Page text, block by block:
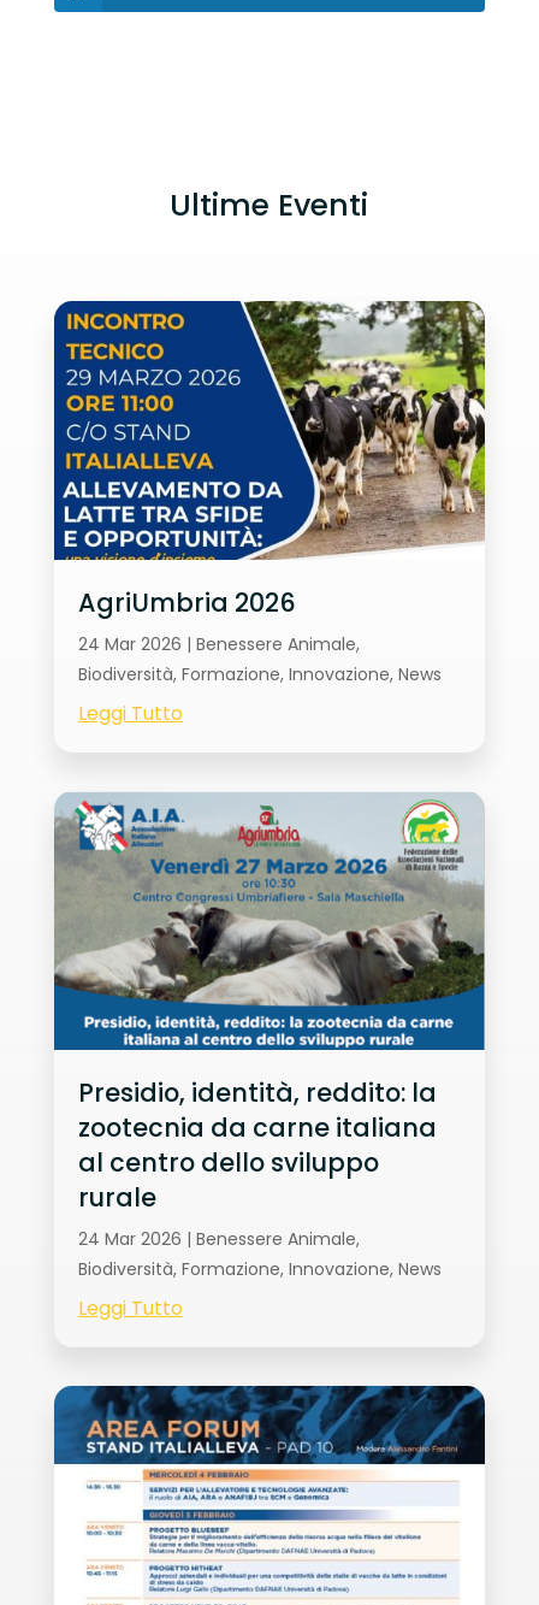
Ultime Eventi
AgriUmbria 2026
24 Mar 2026 | Benessere Animale,
Biodiversità, Formazione, Innovazione, News
Leggi Tutto
Presidio, identità, reddito: la
zootecnia da carne italiana
al centro dello sviluppo
rurale
24 Mar 2026 | Benessere Animale,
Biodiversità, Formazione, Innovazione, News
Leggi Tutto